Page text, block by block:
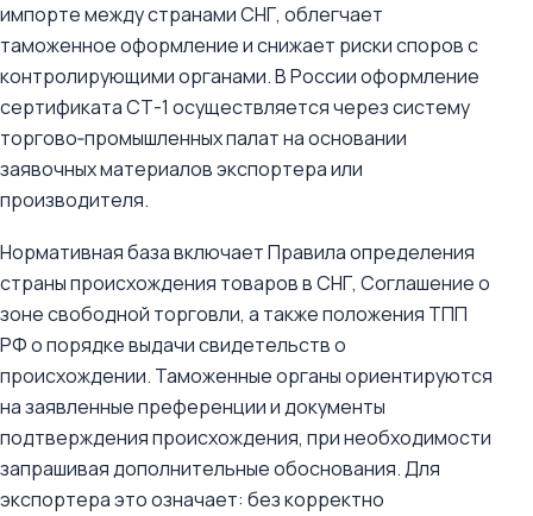
импорте между странами СНГ, облегчает
таможенное оформление и снижает риски споров с
контролирующими органами. В России оформление
сертификата СТ-1 осуществляется через систему
торгово‑промышленных палат на основании
заявочных материалов экспортера или
производителя.
Нормативная база включает Правила определения
страны происхождения товаров в СНГ, Соглашение о
зоне свободной торговли, а также положения ТПП
РФ о порядке выдачи свидетельств о
происхождении. Таможенные органы ориентируются
на заявленные преференции и документы
подтверждения происхождения, при необходимости
запрашивая дополнительные обоснования. Для
экспортера это означает: без корректно